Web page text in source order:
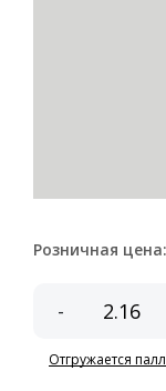
Розничная цена:
-
Отгружается